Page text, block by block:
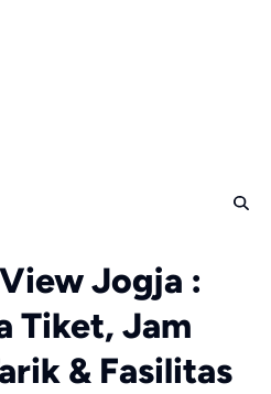
Jogja :
Tiket, Jam
& Fasilitas